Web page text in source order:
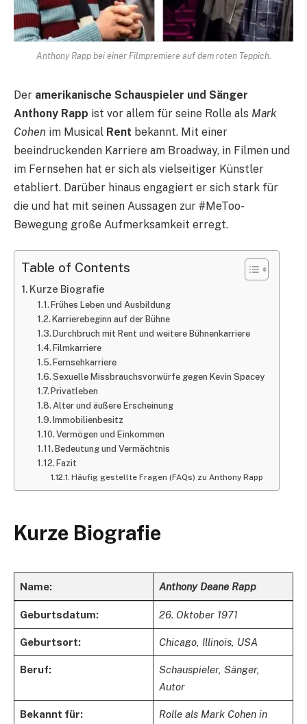
Anthony Rapp bei einer Filmpremiere auf dem roten Teppich.
Der amerikanische Schauspieler und Sänger
Anthony Rapp ist vor allem für seine Rolle als Mark
Cohen im Musical Rent bekannt. Mit einer
beeindruckenden Karriere am Broadway, in Filmen und
im Fernsehen hat er sich als vielseitiger Künstler
etabliert. Darüber hinaus engagiert er sich stark für
die und hat mit seinen Aussagen zur #MeToo-
Bewegung große Aufmerksamkeit erregt.
Table of Contents
Kurze Biografie
Frühes Leben und Ausbildung
Karrierebeginn auf der Bühne
Durchbruch mit Rent und weitere Bühnenkarriere
Filmkarriere
Fernsehkarriere
Sexuelle Missbrauchsvorwürfe gegen Kevin Spacey
Privatleben
Alter und äußere Erscheinung
Immobilienbesitz
Vermögen und Einkommen
Bedeutung und Vermächtnis
Fazit
Häufig gestellte Fragen (FAQs) zu Anthony Rapp
Kurze Biografie
Name: Anthony Deane Rapp
Geburtsdatum: 26. Oktober 1971
Geburtsort: Chicago, Illinois, USA
Beruf:
Schauspieler, Sänger,
Autor
Bekannt für:
Rolle als Mark Cohen in